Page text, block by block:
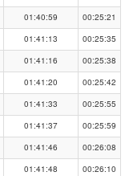
01:40:59
00:25:21
01:41:13
00:25:35
01:41:16
00:25:38
01:41:20
00:25:42
01:41:33
00:25:55
01:41:37
00:25:59
01:41:46
00:26:08
01:41:48
00:26:10